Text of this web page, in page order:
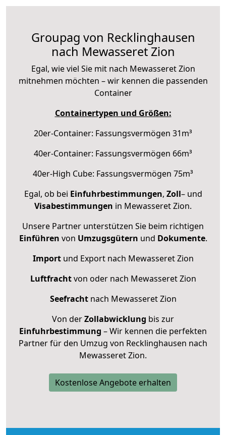
Groupag von Recklinghausen
nach Mewasseret Zion
Egal, wie viel Sie mit nach Mewasseret Zion
mitnehmen möchten – wir kennen die passenden
Container
Containertypen und Größen:
20er-Container: Fassungsvermögen 31m³
40er-Container: Fassungsvermögen 66m³
40er-High Cube: Fassungsvermögen 75m³
Egal, ob bei Einfuhrbestimmungen, Zoll– und
Visabestimmungen in Mewasseret Zion.
Unsere Partner unterstützen Sie beim richtigen
Einführen von Umzugsgütern und Dokumente.
Importund Export nach Mewasseret Zion
Luftfrachtvon oder nach Mewasseret Zion
Seefrachtnach Mewasseret Zion
Von derZollabwicklung bis zur
Einfuhrbestimmung – Wir kennen die perfekten
Partner für den Umzug von Recklinghausen nach
Mewasseret Zion.
Kostenlose Angebote erhalten